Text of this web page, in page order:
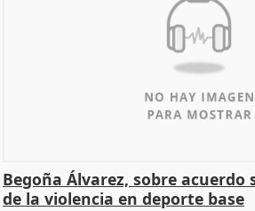
Begoña Álvarez, sobre acuerdo
de la violencia en deporte base